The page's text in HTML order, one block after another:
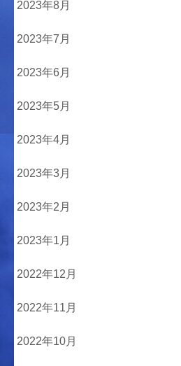
2023年8月
2023年7月
2023年6月
2023年5月
2023年4月
2023年3月
2023年2月
2023年1月
2022年12月
2022年11月
2022年10月